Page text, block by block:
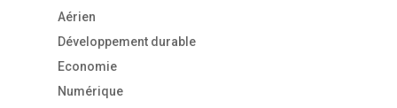
Aérien
Développement durable
Economie
Numérique